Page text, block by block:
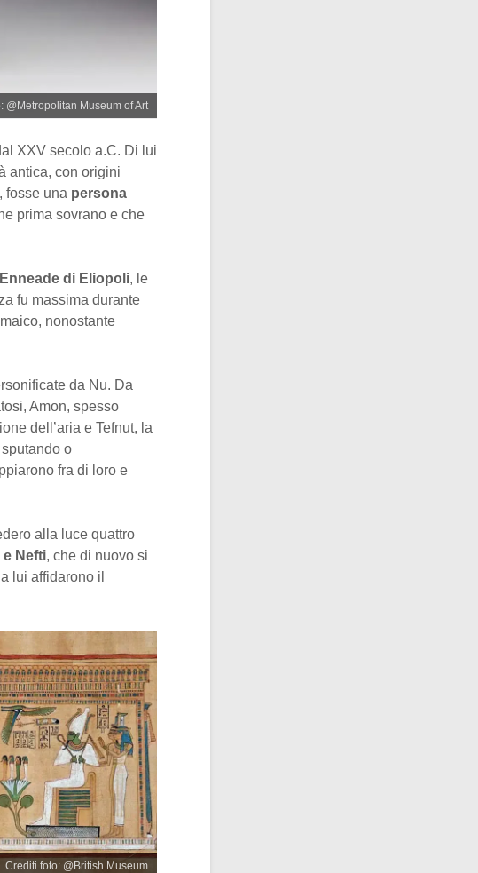
@Metropolitan Museum of Art
XXV secolo a.C. Di lui
antica, con origini
fosse una persona
prima sovrano e che
di Eliopoli, le
fu massima durante
nonostante
da Nu. Da
Amon, spesso
dell’aria e Tefnut, la
o
fra di loro e
alla luce quattro
e Nefti, che di nuovo si
lui affidarono il
Crediti foto: @British Museum